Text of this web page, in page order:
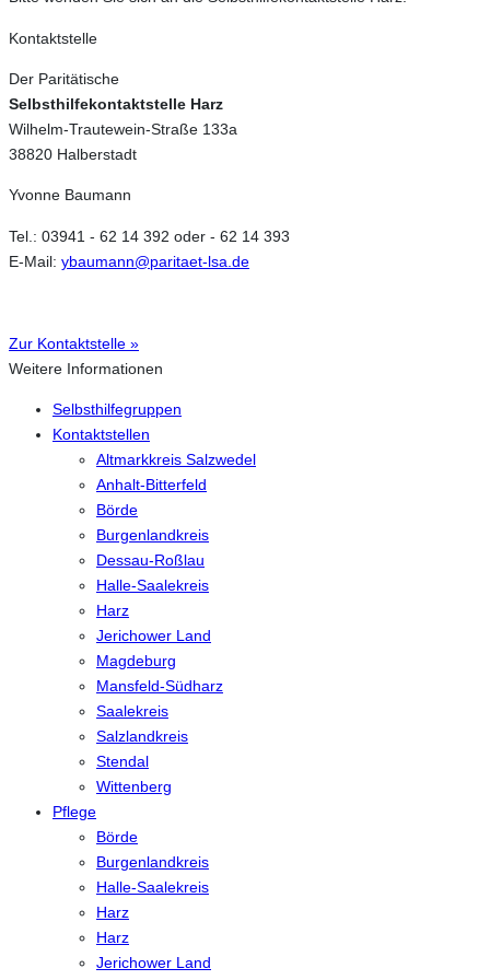
Kontaktstelle
Der Paritätische
Selbsthilfekontaktstelle Harz
Wilhelm-Trautewein-Straße 133a
38820 Halberstadt
Yvonne Baumann
Tel.: 03941 - 62 14 392 oder - 62 14 393
E-Mail: ybaumann@paritaet-lsa.de
Zur Kontaktstelle »
Weitere Informationen
Selbsthilfegruppen
Kontaktstellen
Altmarkkreis Salzwedel
Anhalt-Bitterfeld
Börde
Burgenlandkreis
Dessau-Roßlau
Halle-Saalekreis
Harz
Jerichower Land
Magdeburg
Mansfeld-Südharz
Saalekreis
Salzlandkreis
Stendal
Wittenberg
Pflege
Börde
Burgenlandkreis
Halle-Saalekreis
Harz
Harz
Jerichower Land